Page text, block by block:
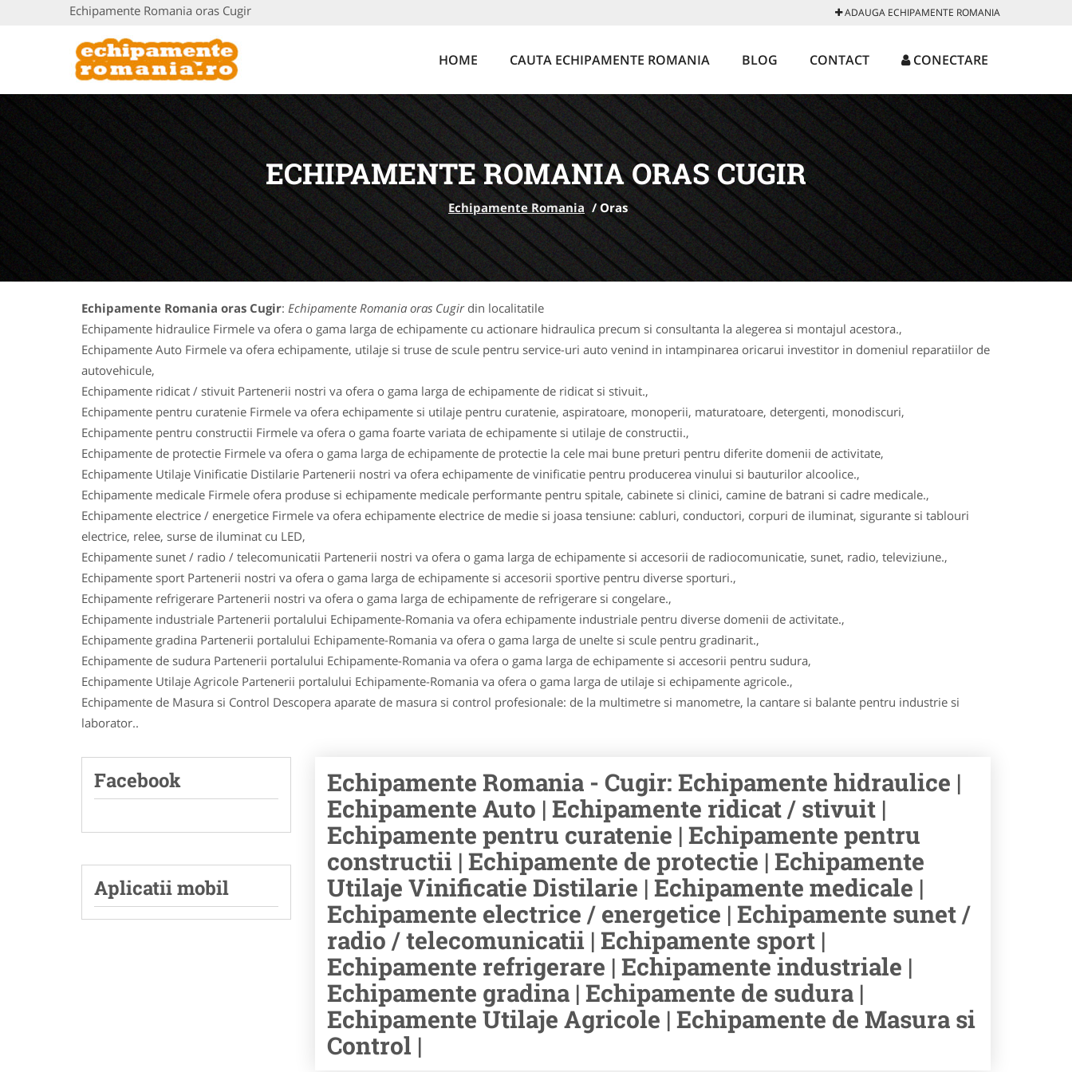
Echipamente Romania oras Cugir ADAUGA ECHIPAMENTE ROMANIA
HOME CAUTA ECHIPAMENTE ROMANIA BLOG CONTACT CONECTARE
ECHIPAMENTE ROMANIA ORAS CUGIR
Echipamente Romania /Oras
Echipamente Romania oras Cugir: Echipamente Romania oras Cugirdin localitatile
Echipamente hidraulice Firmele va ofera o gama larga de echipamente cu actionare hidraulica precum si consultanta la alegerea si montajul acestora.,
Echipamente Auto Firmele va ofera echipamente, utilaje si truse de scule pentru service-uri auto venind in intampinarea oricarui investitor in domeniul reparatiilor de
autovehicule,
Echipamente ridicat / stivuit Partenerii nostri va ofera o gama larga de echipamente de ridicat si stivuit.,
Echipamente pentru curatenie Firmele va ofera echipamente si utilaje pentru curatenie, aspiratoare, monoperii, maturatoare, detergenti, monodiscuri,
Echipamente pentru constructii Firmele va ofera o gama foarte variata de echipamente si utilaje de constructii.,
Echipamente de protectie Firmele va ofera o gama larga de echipamente de protectie la cele mai bune preturi pentru diferite domenii de activitate,
Echipamente Utilaje Vinificatie Distilarie Partenerii nostri va ofera echipamente de vinificatie pentru producerea vinului si bauturilor alcoolice.,
Echipamente medicale Firmele ofera produse si echipamente medicale performante pentru spitale, cabinete si clinici, camine de batrani si cadre medicale.,
Echipamente electrice / energetice Firmele va ofera echipamente electrice de medie si joasa tensiune: cabluri, conductori, corpuri de iluminat, sigurante si tablouri
electrice, relee, surse de iluminat cu LED,
Echipamente sunet / radio / telecomunicatii Partenerii nostri va ofera o gama larga de echipamente si accesorii de radiocomunicatie, sunet, radio, televiziune.,
Echipamente sport Partenerii nostri va ofera o gama larga de echipamente si accesorii sportive pentru diverse sporturi.,
Echipamente refrigerare Partenerii nostri va ofera o gama larga de echipamente de refrigerare si congelare.,
Echipamente industriale Partenerii portalului Echipamente-Romania va ofera echipamente industriale pentru diverse domenii de activitate.,
Echipamente gradina Partenerii portalului Echipamente-Romania va ofera o gama larga de unelte si scule pentru gradinarit.,
Echipamente de sudura Partenerii portalului Echipamente-Romania va ofera o gama larga de echipamente si accesorii pentru sudura,
Echipamente Utilaje Agricole Partenerii portalului Echipamente-Romania va ofera o gama larga de utilaje si echipamente agricole.,
Echipamente de Masura si Control Descopera aparate de masura si control profesionale: de la multimetre si manometre, la cantare si balante pentru industrie si
laborator..
Facebook
Aplicatii mobil
Echipamente Romania - Cugir: Echipamente hidraulice |
Echipamente Auto | Echipamente ridicat / stivuit |
Echipamente pentru curatenie | Echipamente pentru
constructii | Echipamente de protectie | Echipamente
Utilaje Vinificatie Distilarie | Echipamente medicale |
Echipamente electrice / energetice | Echipamente sunet /
radio / telecomunicatii | Echipamente sport |
Echipamente refrigerare | Echipamente industriale |
Echipamente gradina | Echipamente de sudura |
Echipamente Utilaje Agricole | Echipamente de Masura si
Control |